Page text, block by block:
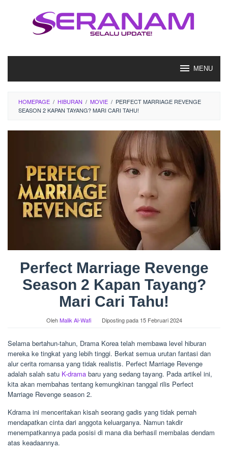
MENU
HOMEPAGE / HIBURAN / MOVIE / PERFECT MARRIAGE REVENGE
SEASON 2 KAPAN TAYANG? MARI CARI TAHU!
Perfect Marriage Revenge
Season 2 Kapan Tayang?
Mari Cari Tahu!
OlehMalik Al-Wafi Diposting pada 15 Februari 2024
Selama bertahun-tahun, Drama Korea telah membawa level hiburan
mereka ke tingkat yang lebih tinggi. Berkat semua urutan fantasi dan
alur cerita romansa yang tidak realistis. Perfect Marriage Revenge
adalah salah satu K-drama baru yang sedang tayang. Pada artikel ini,
kita akan membahas tentang kemungkinan tanggal rilis Perfect
Marriage Revenge season 2.
Kdrama ini menceritakan kisah seorang gadis yang tidak pernah
mendapatkan cinta dari anggota keluarganya. Namun takdir
menempatkannya pada posisi di mana dia berhasil membalas dendam
atas keadaannya.